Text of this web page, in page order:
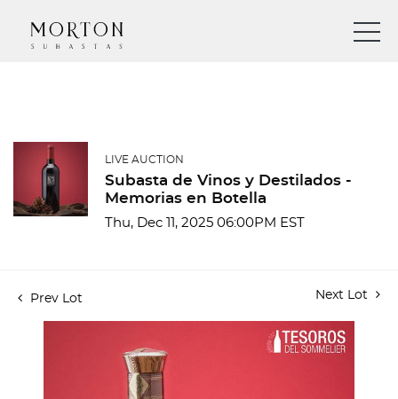
LIVE AUCTION
Subasta de Vinos y Destilados -
Memorias en Botella
Thu, Dec 11, 2025 06:00PM EST
Prev Lot Next Lot